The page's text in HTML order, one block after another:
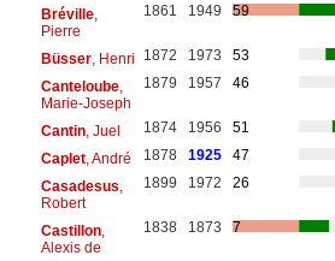
Bréville,
Pierre
1861 1949 59
Büsser, Henri 1872 1973
53
Canteloube,
Marie-Joseph
1879 1957 46
Cantin, Juel 1874 1956
51
Caplet, André 1878 1925
47
Casadesus
Robert
1899 1972 26
Castillon,
Alexis de
1838 1873 7